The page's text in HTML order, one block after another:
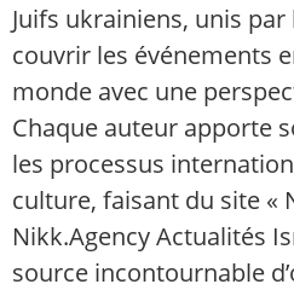
Juifs ukrainiens, unis
couvrir les événements
monde avec une
Chaque auteur apporte
les processus
culture, faisant du site «
Nikk.Agency Actualités
source incontournable